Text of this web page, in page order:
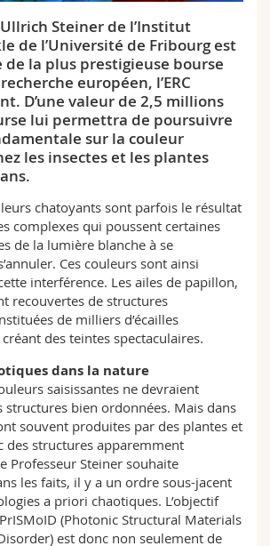
cours
Steiner de l’Institut
de l’Université de Fribourg est
la plus prestigieuse bourse
européen, l’ERC
D’une valeur de 2,5 millions
lui permettra de poursuivre
sur la couleur
les insectes et les plantes
chatoyants sont parfois le résultat
complexes qui poussent certaines
de la lumière blanche à se
Ces couleurs sont ainsi
interférence. Les ailes de papillon,
recouvertes de structures
de milliers d’écailles
des teintes spectaculaires.
dans la nature
saisissantes ne devraient
structures bien ordonnées. Mais dans
souvent produites par des plantes et
des structures apparemment
Professeur Steiner souhaite
les faits, il y a un ordre sous-jacent
a priori chaotiques. L’objectif
(Photonic Structural Materials
est donc non seulement de